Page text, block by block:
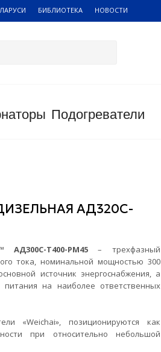
БИБЛИОТЕКА НОВОСТИ
Подогреватели
АД320С-
АД300С-Т400-РМ45 – трехфазный
тока, номинальной мощностью 300
источник энергоснабжения, а
на наиболее ответственных
«Weichai», позиционируются как
при относительно небольшой